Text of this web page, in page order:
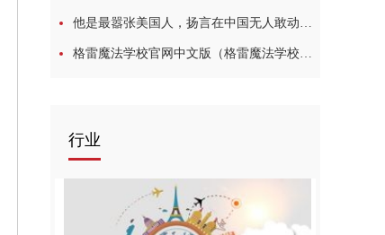
他是最嚣张美国人，扬言在中国无人敢动他，最后却被一老人淹死_环球今热点
格雷魔法学校官网中文版（格雷魔法学校官网）_环球消息
行业